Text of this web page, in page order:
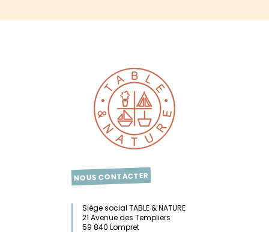
NOUS CONTACTER
Siège social TABLE & NATURE
21 Avenue des Templiers
59 840 Lompret